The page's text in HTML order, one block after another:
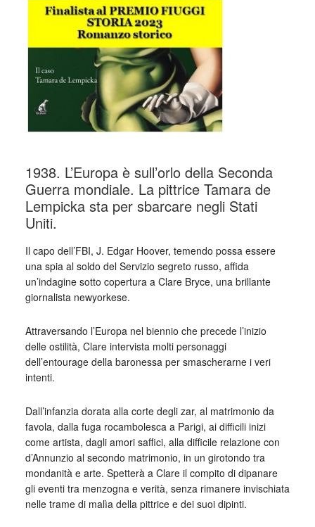
1938. L’Europa è sull’orlo della Seconda
Guerra mondiale. La pittrice Tamara de
Lempicka sta per sbarcare negli Stati
Uniti.
Il capo dell’FBI, J. Edgar Hoover, temendo possa essere
una spia al soldo del Servizio segreto russo, affida
un’indagine sotto copertura a Clare Bryce, una brillante
giornalista newyorkese.
Attraversando l’Europa nel biennio che precede l’inizio
delle ostilità, Clare intervista molti personaggi
dell’entourage della baronessa per smascherarne i veri
intenti.
Dall’infanzia dorata alla corte degli zar, al matrimonio da
favola, dalla fuga rocambolesca a Parigi, ai difficili inizi
come artista, dagli amori saffici, alla difficile relazione con
d’Annunzio al secondo matrimonio, in un girotondo tra
mondanità e arte. Spetterà a Clare il compito di dipanare
gli eventi tra menzogna e verità, senza rimanere invischiata
nelle trame di malìa della pittrice e dei suoi dipinti.